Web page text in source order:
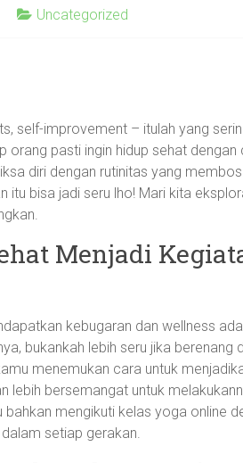
Uncategorized
self-improvement – itulah yang
orang pasti ingin hidup sehat
diri dengan rutinitas yang
itu bisa jadi seru lho! Mari kita
Menjadi
kebugaran dan wellness
bukankah lebih seru jika berenang
menemukan cara untuk
lebih bersemangat untuk
mengikuti kelas yoga online
setiap gerakan.